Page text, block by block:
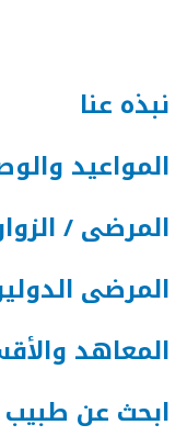
نبذه عنا
المواعيد
المرضى /
المرضى
المعاهد
ابحث عن طبيب